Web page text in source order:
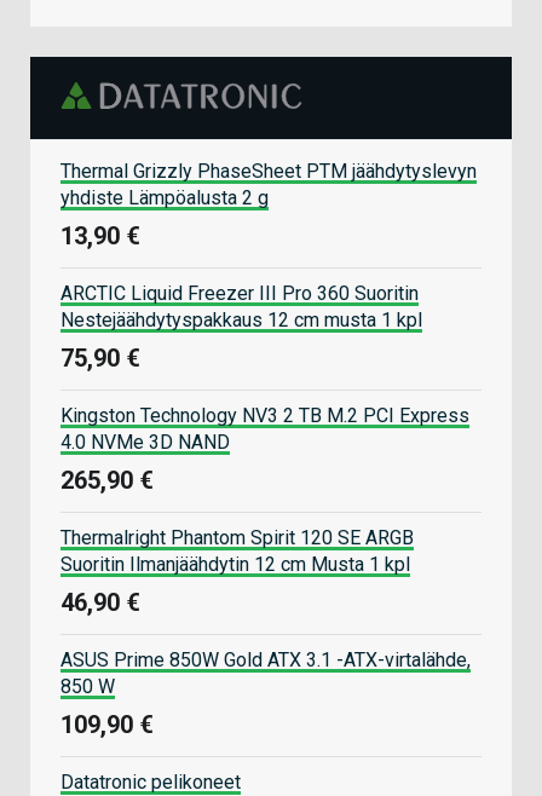
Thermal Grizzly PhaseSheet PTM jäähdytyslevyn
yhdiste Lämpöalusta 2 g
13,90 €
ARCTIC Liquid Freezer III Pro 360 Suoritin
Nestejäähdytyspakkaus 12 cm musta 1 kpl
75,90 €
Kingston Technology NV3 2 TB M.2 PCI Express
4.0 NVMe 3D NAND
265,90 €
Thermalright Phantom Spirit 120 SE ARGB
Suoritin Ilmanjäähdytin 12 cm Musta 1 kpl
46,90 €
ASUS Prime 850W Gold ATX 3.1 -ATX-virtalähde,
850 W
109,90 €
Datatronic pelikoneet